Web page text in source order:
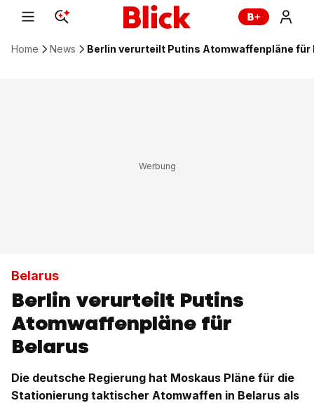
Home News Berlin verurteilt Putins Atomwaffenpläne für
Belarus
Berlin verurteilt Putins
Atomwaffenpläne für
Belarus
Die deutsche Regierung hat Moskaus Pläne für die
Stationierung taktischer Atomwaffen in Belarus als